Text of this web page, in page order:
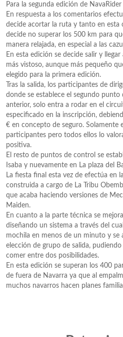
Para la segunda edición de
En respuesta a los comentarios
decide acortar la ruta y tanto en esta
decide no superar los 500 km para
manera relajada, en especial a las
En esta edición se decide salir y
más vistoso, aunque más pequeño
elegido para la primera edición.
Tras la salida, los participantes de
donde se establece el segundo
anterior, solo entra a rodar en el
especificado en la inscripción,
€ en concepto de seguro. Solamente
participantes pero todos ellos lo
positiva.
El resto de puntos de control se
Isaba y nuevamente en La plaza del
La fiesta final esta vez de efectúa en
construida a cargo de La Tribu
que acaba haciendo versiones de
Maiden.
En cuanto a la parte técnica se
diseñando un sistema a través del
mochila en menos de un minuto y se
elección de grupo de salida,
comer entre dos posibilidades.
En esta edición se superan los 400
de fuera de Navarra ya que al
muchos navarros hacen planes